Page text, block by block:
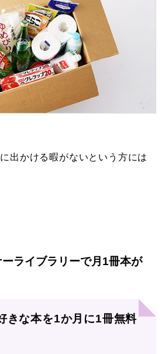
出かける暇がないという方には
ライブラリーで月1冊本が
きな本を1か月に1冊無料